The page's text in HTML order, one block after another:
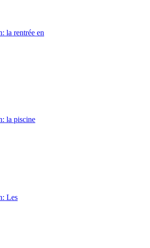
la rentrée en
la piscine
Les